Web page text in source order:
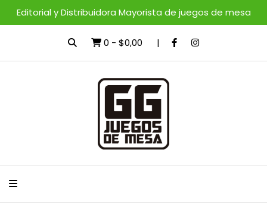
Editorial y Distribuidora Mayorista de juegos de mesa
0 - $0,00